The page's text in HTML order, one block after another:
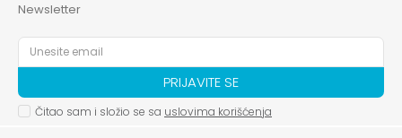
Newsletter
PRIJAVITE SE
Čitao sam i složio se sa uslovima korišćenja